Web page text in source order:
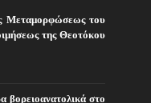
Μεταμορφώσεως του
της Θεοτόκου
βορειοανατολικά στο